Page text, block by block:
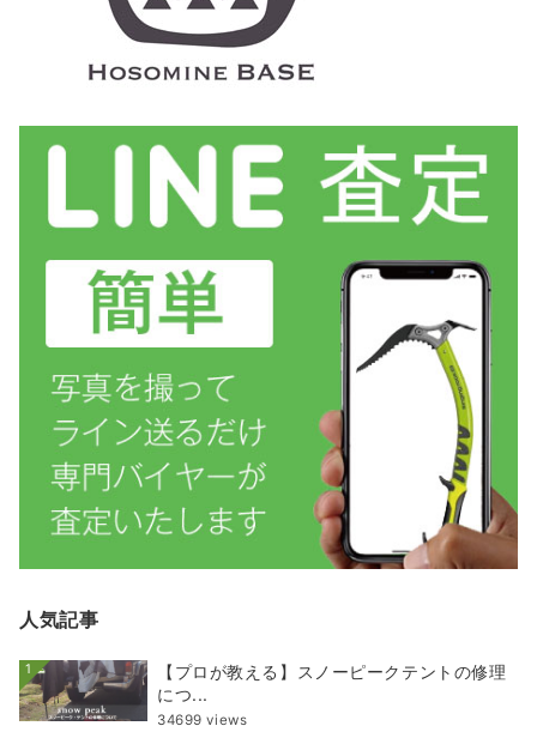
人気記事
1
【プロが教える】スノーピークテントの修理
につ...
34699 views